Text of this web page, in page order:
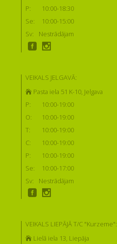
P:
10:00-18:30
Se:
10:00-15:00
Sv:
Nestrādājam
VEIKALS JELGAVĀ:
Pasta iela 51 K-10, Jelgava
P:
10:00-19:00
O:
10:00-19:00
T:
10:00-19:00
C:
10:00-19:00
P:
10:00-19:00
Se:
10:00-17:00
Sv:
Nestrādājam
VEIKALS LIEPĀJĀ T/C "Kurzeme":
Lielā iela 13, Liepāja